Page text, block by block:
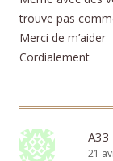
trouve pas
Merci de m’aider
Cordialement
A33
21